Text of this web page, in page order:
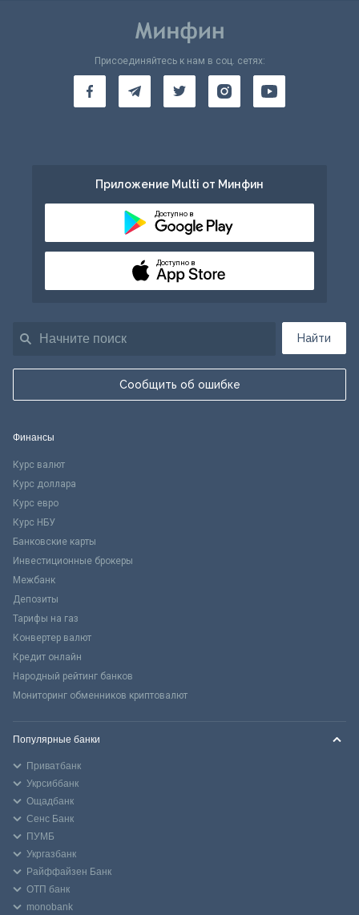
Найти
Сообщить об ошибке
Присоединяйтесь к нам в соц. сетях:
Приложение Multi от Минфин
Доступно в
Доступно в
Финансы
Курс валют
Курс доллара
Курс евро
Курс НБУ
Банковские карты
Инвестиционные брокеры
Межбанк
Депозиты
Тарифы на газ
Конвертер валют
Кредит онлайн
Народный рейтинг банков
Мониторинг обменников криптовалют
Популярные банки
Приватбанк
Укрсиббанк
Ощадбанк
Сенс Банк
ПУМБ
Укргазбанк
Райффайзен Банк
ОТП банк
monobank